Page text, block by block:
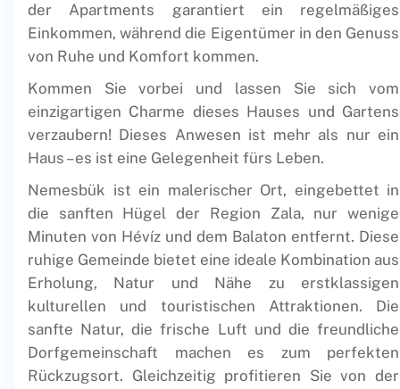
der Apartments garantiert ein regelmäßiges
Einkommen, während die Eigentümer in den Genuss
von Ruhe und Komfort kommen.
Kommen Sie vorbei und lassen Sie sich vom
einzigartigen Charme dieses Hauses und Gartens
verzaubern! Dieses Anwesen ist mehr als nur ein
Haus – es ist eine Gelegenheit fürs Leben.
Nemesbük ist ein malerischer Ort, eingebettet in
die sanften Hügel der Region Zala, nur wenige
Minuten von Hévíz und dem Balaton entfernt. Diese
ruhige Gemeinde bietet eine ideale Kombination aus
Erholung, Natur und Nähe zu erstklassigen
kulturellen und touristischen Attraktionen. Die
sanfte Natur, die frische Luft und die freundliche
Dorfgemeinschaft machen es zum perfekten
Rückzugsort. Gleichzeitig profitieren Sie von der